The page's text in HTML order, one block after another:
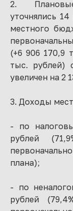
2.
уточнялись
местного
(+6 906 170,9
тыс. рублей)
увеличен на 2
3. Доходы
- по
рублей
плана);
- по
рублей